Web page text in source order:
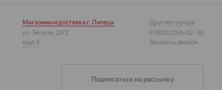
Магазины и доставка г. Липецк
ул. Зегеля, 27/2
еще 3
Другие города
8 (800) 250-02-30
Заказать звонок
Подписаться на рассылку